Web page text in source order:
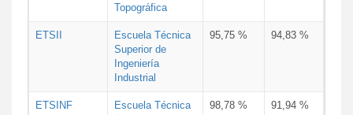
Topográfica
ETSII
Escuela Técnica
Superior de
Ingeniería
Industrial
95,75 % 94,83 %
ETSINF
Escuela Técnica
98,78 % 91,94 %